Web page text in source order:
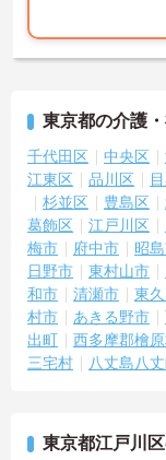
東京都の介護
千代田区 中央区
江東区
品川区
杉並区
豊島区
葛飾区
江戸川区
梅市
府中市 昭
日野市
東村山市
和市
清瀬市 東
村市
あきる野市
出町
西多摩郡檜
三宅村
八丈島八
東京都江戸川